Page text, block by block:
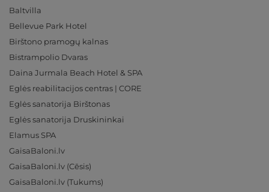
Baltvilla
Bellevue Park Hotel
Birštono pramogų kalnas
Bistrampolio Dvaras
Daina Jurmala Beach Hotel & SPA
Eglės reabilitacijos centras | CORE
Eglės sanatorija Birštonas
Eglės sanatorija Druskininkai
Elamus SPA
GaisaBaloni.lv
GaisaBaloni.lv (Cēsis)
GaisaBaloni.lv (Tukums)